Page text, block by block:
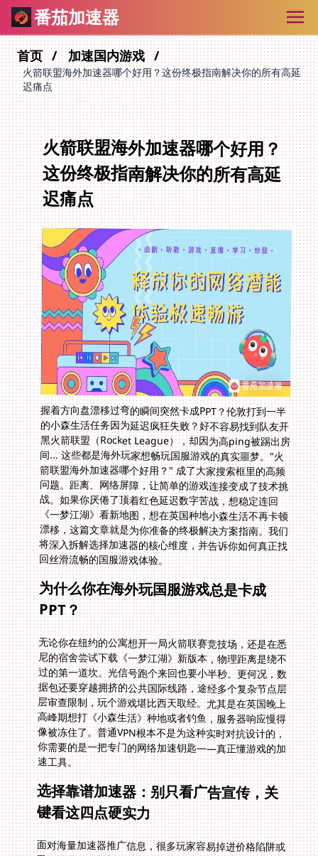
番茄加速器
首页 加速国内游戏
火箭联盟海外加速器哪个好用？这份终极指南解决你的所有高延
迟痛点
火箭联盟海外加速器哪个好用？
这份终极指南解决你的所有高延
迟痛点
握着方向盘漂移过弯的瞬间突然卡成PPT？伦敦打到一半
的小森生活任务因为延迟疯狂失败？好不容易找到队友开
黑火箭联盟（Rocket League），却因为高ping被踢出房
间... 这些都是海外玩家想畅玩国服游戏的真实噩梦。"火
箭联盟海外加速器哪个好用？" 成了大家搜索框里的高频
问题。距离、网络屏障，让简单的游戏连接变成了技术挑
战。如果你厌倦了顶着红色延迟数字苦战，想稳定连回
《一梦江湖》看新地图，想在英国种地小森生活不再卡顿
漂移，这篇文章就是为你准备的终极解决方案指南。我们
将深入拆解选择加速器的核心维度，并告诉你如何真正找
回丝滑流畅的国服游戏体验。
为什么你在海外玩国服游戏总是卡成
PPT？
无论你在纽约的公寓想开一局火箭联赛竞技场，还是在悉
尼的宿舍尝试下载《一梦江湖》新版本，物理距离是绕不
过的第一道坎。光信号跑个来回也要小半秒。更何况，数
据包还要穿越拥挤的公共国际线路，途经多个复杂节点层
层审查限制，玩个游戏堪比西天取经。尤其是在英国晚上
高峰期想打《小森生活》种地或者钓鱼，服务器响应慢得
像被冻住了。普通VPN根本不是为这种实时对抗设计的，
你需要的是一把专门的网络加速钥匙——真正懂游戏的加
速工具。
选择靠谱加速器：别只看广告宣传，关
键看这四点硬实力
面对海量加速器推广信息，很多玩家容易掉进价格陷阱或
无效承诺里。判断一个加速器是否真的能帮你解决玩《火
箭联盟》卡顿、搞定《一梦江湖》下载缓慢，或者稳定在